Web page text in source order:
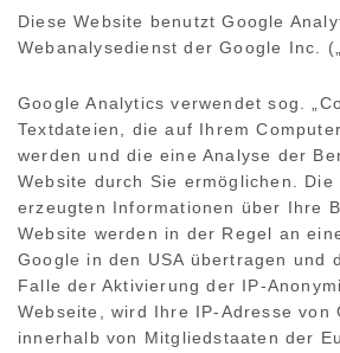
Diese Website benutzt Google
Webanalysedienst der Google Inc.
Google Analytics verwendet sog.
Textdateien, die auf Ihrem
werden und die eine Analyse der
Website durch Sie ermöglichen. Die
erzeugten Informationen über Ihre
Website werden in der Regel an
Google in den USA übertragen und
Falle der Aktivierung der IP-
Webseite, wird Ihre IP-Adresse von
innerhalb von Mitgliedstaaten der